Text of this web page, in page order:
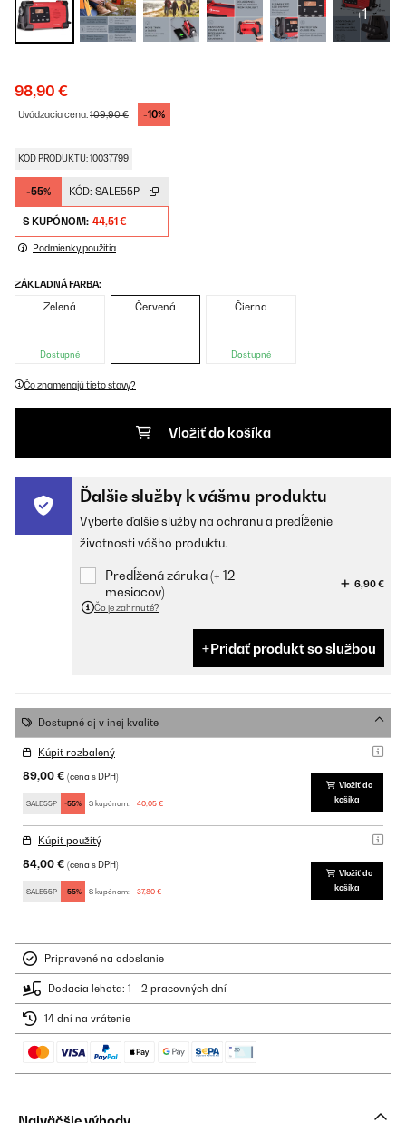
+1
98,90 €
Uvádzacia cena:109,90 € -10%
KÓD PRODUKTU: 10037799
-55% KÓD: SALE55P
S KUPÓNOM: 44,51 €
Podmienky použitia
ZÁKLADNÁ FARBA:
Zelená
Dostupné
Červená Čierna
Dostupné
Čo znamenajú tieto stavy?
Vložiť do košíka
Ďalšie služby k vášmu produktu
Vyberte ďalšie služby na ochranu a predĺženie
životnosti vášho produktu.
Predĺžená záruka (+ 12
mesiacov)
6,90 €
Čo je zahrnuté?
Pridať produkt so službou
Dostupné aj v inej kvalite
Kúpiť rozbalený
89,00 € (cena s DPH)
SALE55P -55% S kupónom: 40,05 €
Vložiť do
košíka
Kúpiť použitý
84,00 € (cena s DPH)
SALE55P -55% S kupónom: 37,80 €
Vložiť do
košíka
Pripravené na odoslanie
Dodacia lehota: 1 - 2 pracovných dní
14 dní na vrátenie